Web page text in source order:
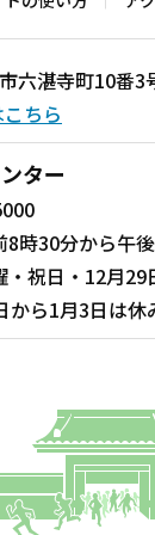
湛寺町10番3
ちら
ター
時30分から午
・祝日・12月
から1月3日は休